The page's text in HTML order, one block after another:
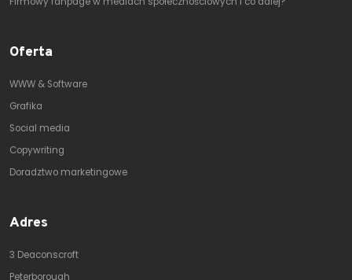
Oferta
WWW & Software
Grafika
Social media
Copywriting
Doradztwo marketingowe
Adres
3 Deaconscroft
Peterborough